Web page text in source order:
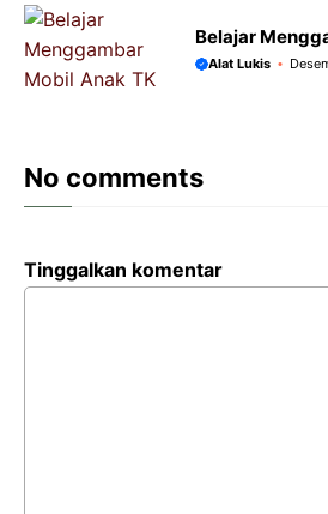
Belajar
Alat Lukis
No comments
Tinggalkan komentar
Komentar